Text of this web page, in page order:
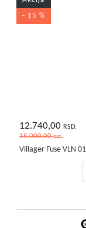
- 15 %
12.740,00 RSD.
15.000,00RSD.
Villager Fuse VLN